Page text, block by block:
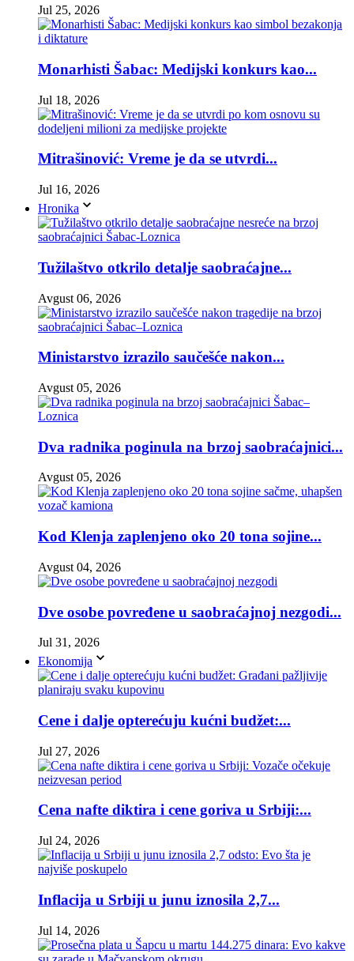
Jul 25, 2026
Monarhisti Šabac: Medijski konkurs kao...
Jul 18, 2026
Mitrašinović: Vreme je da se utvrdi...
Jul 16, 2026
Hronika
Tužilaštvo otkrilo detalje saobraćajne...
Avgust 06, 2026
Ministarstvo izrazilo saučešće nakon...
Avgust 05, 2026
Dva radnika poginula na brzoj saobraćajnici...
Avgust 05, 2026
Kod Klenja zaplenjeno oko 20 tona sojine...
Avgust 04, 2026
Dve osobe povređene u saobraćajnoj nezgodi...
Jul 31, 2026
Ekonomija
Cene i dalje opterećuju kućni budžet:...
Jul 27, 2026
Cena nafte diktira i cene goriva u Srbiji:...
Jul 24, 2026
Inflacija u Srbiji u junu iznosila 2,7...
Jul 14, 2026